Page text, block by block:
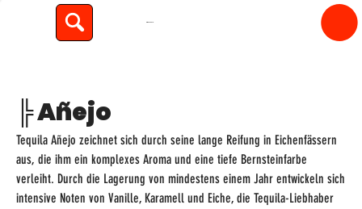
spiritfly
╠ Añejo
Tequila Añejo zeichnet sich durch seine lange Reifung in Eichenfässern
aus, die ihm ein komplexes Aroma und eine tiefe Bernsteinfarbe
verleiht. Durch die Lagerung von mindestens einem Jahr entwickeln sich
intensive Noten von Vanille, Karamell und Eiche, die Tequila-Liebhaber